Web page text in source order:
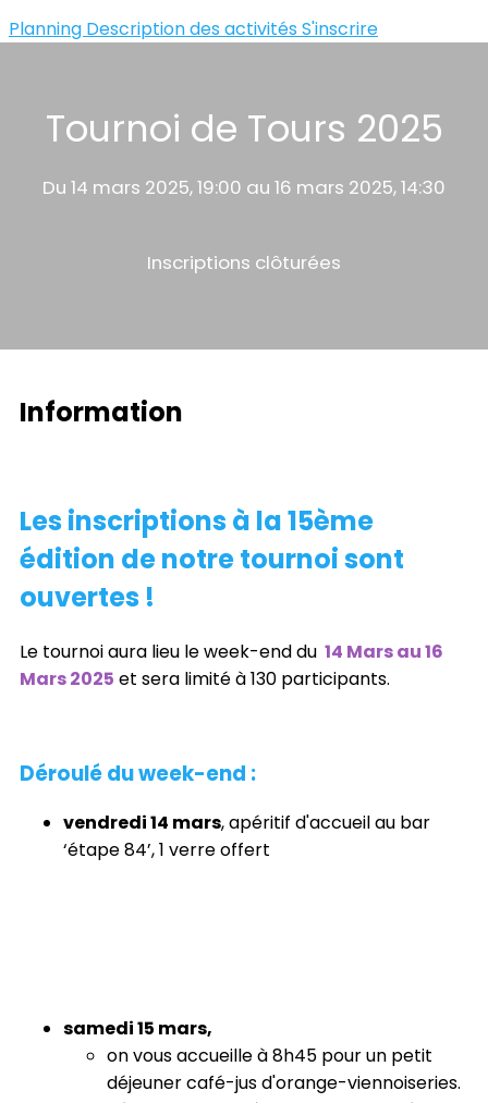
Planning Description des activités S'inscrire
Tournoi de Tours 2025
Du 14 mars 2025, 19:00 au 16 mars 2025, 14:30
Inscriptions clôturées
Information
Les inscriptions à la 15ème
édition de notre tournoi sont
ouvertes !
Le tournoi aura lieu le week-end du 14 Mars au 16
Mars 2025 et sera limité à 130 participants.
Déroulé du week-end :
vendredi 14 mars, apéritif d'accueil au bar
‘étape 84’, 1 verre offert
samedi 15 mars,
on vous accueille à 8h45 pour un petit
déjeuner café-jus d'orange-viennoiseries.